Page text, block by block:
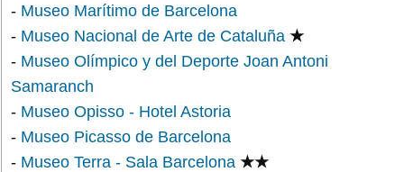
- Museo Marítimo de Barcelona
- Museo Nacional de Arte de Cataluña ★
- Museo Olímpico y del Deporte Joan Antoni
Samaranch
- Museo Opisso - Hotel Astoria
- Museo Picasso de Barcelona
- Museo Terra - Sala Barcelona ★★